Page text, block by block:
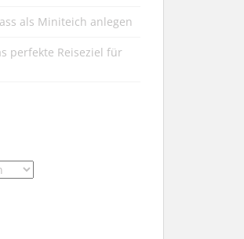
als Miniteich anlegen
perfekte Reiseziel für